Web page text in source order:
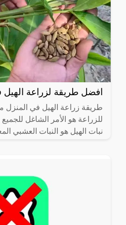
افضل طريقة لزراعة الهيل
طريقة زراعة الهيل في
للزراعة هو الأمر الشاغل
نبات الهيل هو النبات العشبي